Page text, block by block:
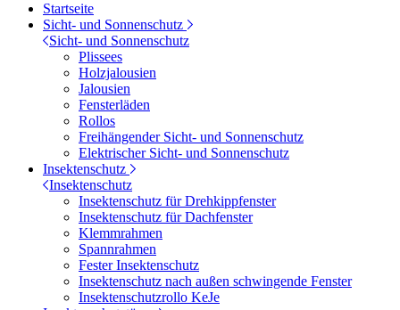
Startseite
Sicht- und Sonnenschutz
Sicht- und Sonnenschutz
Plissees
Holzjalousien
Jalousien
Fensterläden
Rollos
Freihängender Sicht- und Sonnenschutz
Elektrischer Sicht- und Sonnenschutz
Insektenschutz
Insektenschutz
Insektenschutz für Drehkippfenster
Insektenschutz für Dachfenster
Klemmrahmen
Spannrahmen
Fester Insektenschutz
Insektenschutz nach außen schwingende Fenster
Insektenschutzrollo KeJe